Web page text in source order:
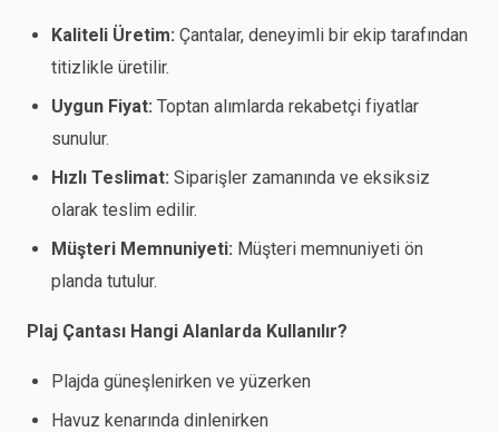
Kaliteli Üretim: Çantalar, deneyimli bir ekip tarafından
titizlikle üretilir.
Uygun Fiyat: Toptan alımlarda rekabetçi fiyatlar
sunulur.
Hızlı Teslimat: Siparişler zamanında ve eksiksiz
olarak teslim edilir.
Müşteri Memnuniyeti: Müşteri memnuniyeti ön
planda tutulur.
Plaj Çantası Hangi Alanlarda Kullanılır?
Plajda güneşlenirken ve yüzerken
Havuz kenarında dinlenirken